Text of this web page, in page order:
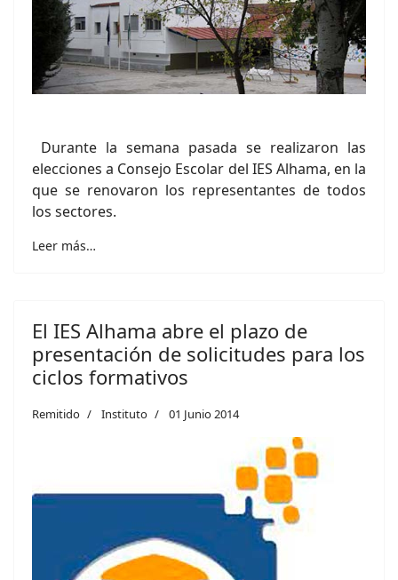
Durante la semana pasada se realizaron las
elecciones a Consejo Escolar del IES Alhama, en la
que se renovaron los representantes de todos
los sectores.
Leer más…
El IES Alhama abre el plazo de
presentación de solicitudes para los
ciclos formativos
Remitido Instituto 01 Junio 2014